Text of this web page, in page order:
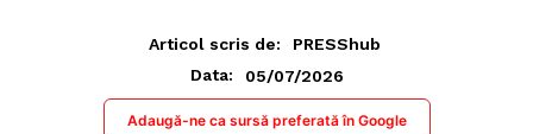
Articol scris de:
PRESShub
Data:
05/07/2026
Adaugă-ne ca sursă preferată în Google